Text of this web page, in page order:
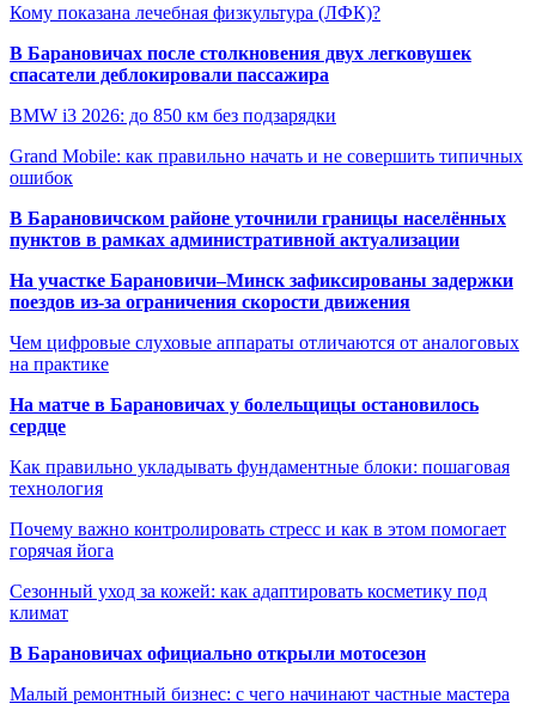
Кому показана лечебная физкультура (ЛФК)?
В Барановичах после столкновения двух легковушек
спасатели деблокировали пассажира
BMW i3 2026: до 850 км без подзарядки
Grand Mobile: как правильно начать и не совершить типичных
ошибок
В Барановичском районе уточнили границы населённых
пунктов в рамках административной актуализации
На участке Барановичи–Минск зафиксированы задержки
поездов из-за ограничения скорости движения
Чем цифровые слуховые аппараты отличаются от аналоговых
на практике
На матче в Барановичах у болельщицы остановилось
сердце
Как правильно укладывать фундаментные блоки: пошаговая
технология
Почему важно контролировать стресс и как в этом помогает
горячая йога
Сезонный уход за кожей: как адаптировать косметику под
климат
В Барановичах официально открыли мотосезон
Малый ремонтный бизнес: с чего начинают частные мастера